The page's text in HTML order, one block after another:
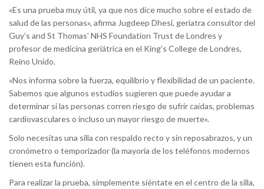
«Es una prueba muy útil, ya que nos dice mucho sobre el estado de
salud de las personas», afirma Jugdeep Dhesi, geriatra consultor del
Guy’s and St Thomas’ NHS Foundation Trust de Londres y
profesor de medicina geriátrica en el King’s College de Londres,
Reino Unido.
«Nos informa sobre la fuerza, equilibrio y flexibilidad de un paciente.
Sabemos que algunos estudios sugieren que puede ayudar a
determinar si las personas corren riesgo de sufrir caídas, problemas
cardiovasculares o incluso un mayor riesgo de muerte».
Solo necesitas una silla con respaldo recto y sin reposabrazos, y un
cronómetro o temporizador (la mayoría de los teléfonos modernos
tienen esta función).
Para realizar la prueba, simplemente siéntate en el centro de la silla,